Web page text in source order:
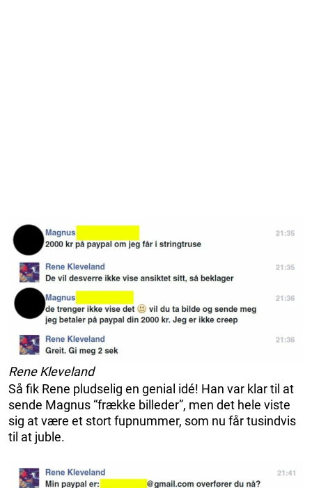
Rene Kleveland
Så fik Rene pludselig en genial idé! Han var klar til at
sende Magnus “frække billeder”, men det hele viste
sig at være et stort fupnummer, som nu får tusindvis
til at juble.